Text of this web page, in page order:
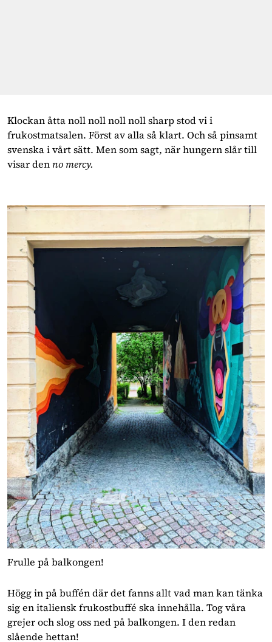
Klockan åtta noll noll noll noll sharp stod vi i
frukostmatsalen. Först av alla så klart. Och så pinsamt
svenska i vårt sätt. Men som sagt, när hungern slår till
visar den no mercy.
Frulle på balkongen!
Högg in på buffén där det fanns allt vad man kan tänka
sig en italiensk frukostbuffé ska innehålla. Tog våra
grejer och slog oss ned på balkongen. I den redan
slående hettan!